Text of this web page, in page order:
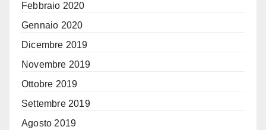
Febbraio 2020
Gennaio 2020
Dicembre 2019
Novembre 2019
Ottobre 2019
Settembre 2019
Agosto 2019